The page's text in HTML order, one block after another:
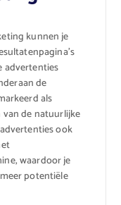
kunnen je
advertenties
de
als
van de natuurlijke
ook
waardoor je
potentiële